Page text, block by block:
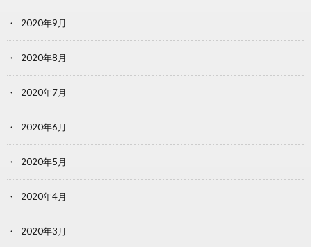
2020年9月
2020年8月
2020年7月
2020年6月
2020年5月
2020年4月
2020年3月